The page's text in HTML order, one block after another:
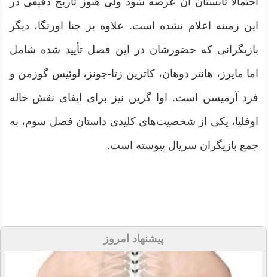
این زمینه اعلام نشده است. علاوه بر جنا اورتگا، دیگر
بازیگرانی که حضورشان در این فصل تأیید شده شامل
اما مایرز، هانتر دوهان، کاترین زتا-جونز، لوئیس گوزمن و
فرد آرمیسن است. اوا گرین نیز برای ایفای نقش خاله
اوفلیا، یکی از شخصیت‌های کلیدی داستان فصل سوم، به
جمع بازیگران سریال پیوسته است.
پیشنهاد امروز